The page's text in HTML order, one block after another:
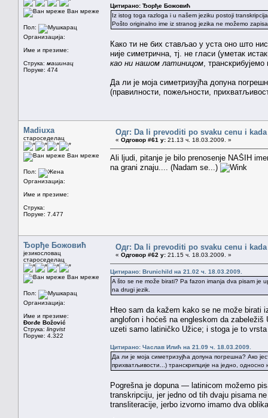
Ван мреже
Пол:
Организација:
Име и презиме:
Струка: машинац
Поруке: 474
Цитирано: Ђорђе Божовић
Iz istog toga razloga i u našem jeziku postoji
Pošto originalno ime iz stranog jezika ne možemo
Како ти не бих стављао у уста оно што
није симетрична, тј. не гласи (уметак
као ни нашом латиницом ,
Да ли је моја симетризујћа допуна
(правилности, пожељности,
Madiuxa
староседелац
Ван мреже
Пол:
Организација:
Име и презиме:
Струка:
Поруке: 7.477
Одг: Da li prevoditi po svaku cenu i
« Одговор #61 у: 21.13 ч. 18.03.2009. »
Ali ljudi, pitanje je bilo prenosenje NAŠIH
na grani znaju.... (Nadam se...)
Ђорђе Божовић
језикословац
староседелац
Ван мреже
Пол:
Организација:
Име и презиме:
Đorđe Božović
Струка: lingvist
Поруке: 4.322
Одг: Da li prevoditi po svaku cenu i
« Одговор #62 у: 21.15 ч. 18.03.2009. »
Цитирано: Brunichild на 21.02 ч. 18.03.2009.
A što se ne može birati? Pa fazon imanja dva pisam je
na drugi jezik.
Hteo sam da kažem kako se ne može birati
anglofon i hoćeš na engleskom da
uzeti samo latiničko Užice; i stoga je to
Цитирано: Часлав Илић на 21.09 ч. 18.03.2009.
Да ли је моја симетризујћа допуна погрешна? Ако
прихватљивости...) транскрипције на једно, односно
Pogrešna je dopuna — latinicom možemo
transkripciju, jer jedno od tih dvaju pisama
transliteracije, jerbo izvorno imamo dva